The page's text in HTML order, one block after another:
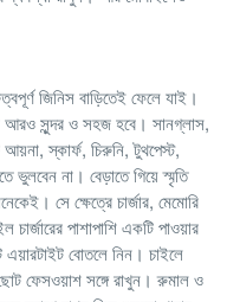
জিনিস বাড়িতেই ফেলে যাই।
আরও সুন্দর ও সহজ হবে। সানগ্লাস,
আয়না, স্কার্ফ, চিরুনি, টুথপেস্ট,
ভুলবেন না। বেড়াতে গিয়ে স্মৃতি
সে ক্ষেত্রে চার্জার, মেমোরি
পাশাপাশি একটি পাওয়ার
এয়ারটাইট বোতলে নিন। চাইলে
ফেসওয়াশ সঙ্গে রাখুন। রুমাল ও